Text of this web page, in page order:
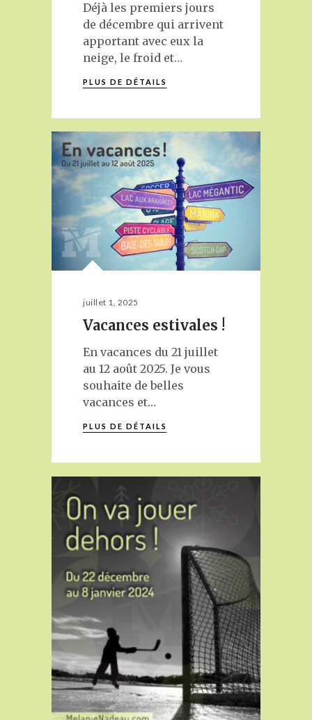
Déjà les premiers jours
de décembre qui arrivent
apportant avec eux la
neige, le froid et…
PLUS DE DÉTAILS
juillet 1, 2025
Vacances estivales !
En vacances du 21 juillet
au 12 août 2025. Je vous
souhaite de belles
vacances et…
PLUS DE DÉTAILS